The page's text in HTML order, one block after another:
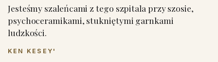
Jesteśmy szaleńcami z tego szpitala przy szosie,
psychoceramikami, stukniętymi garnkami
ludzkości.
KEN KESEY'